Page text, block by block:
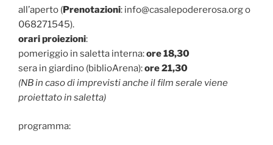
all’aperto ( Prenotazioni: info@casalepodererosa.org o
068271545).
orari proiezioni:
pomeriggio in saletta interna:ore 18,30
sera in giardino (biblioArena):ore 21,30
(NB in caso di imprevisti anche il film serale viene
proiettato in saletta)
programma: